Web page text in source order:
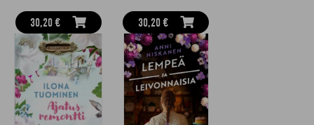
30,20 € 30,20 €